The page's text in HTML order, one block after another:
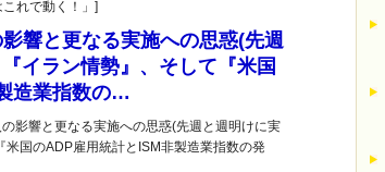
れで動く！」]
響と更なる実施への思惑(先週
イラン情勢』、そして『米国
造業指数の…
影響と更なる実施への思惑(先週と週明けに実
国のADP雇用統計とISM非製造業指数の発